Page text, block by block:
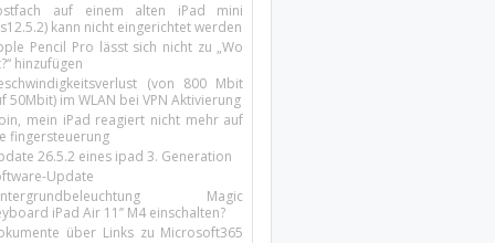
auf einem alten iPad mini
kann nicht eingerichtet werden
Pencil Pro lässt sich nicht zu „Wo
hinzufügen
(von 800 Mbit
50Mbit) im WLAN bei VPN Aktivierung
mein iPad reagiert nicht mehr auf
fingersteuerung
26.5.2 eines ipad 3. Generation
Update
Magic
iPad Air 11’’ M4 einschalten?
über Links zu Microsoft365